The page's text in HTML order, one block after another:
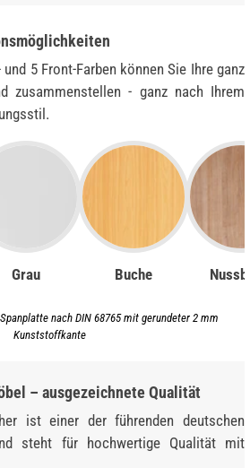
5 Front-Farben können Sie Ihre ganz
zusammenstellen - ganz nach Ihrem
Grau Buche
nach DIN 68765 mit gerundeter 2 mm
Kunststoffkante
– ausgezeichnete Qualität
ist einer der führenden deutschen
steht für hochwertige Qualität mit